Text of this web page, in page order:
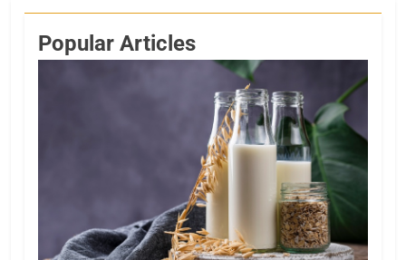
Popular Articles